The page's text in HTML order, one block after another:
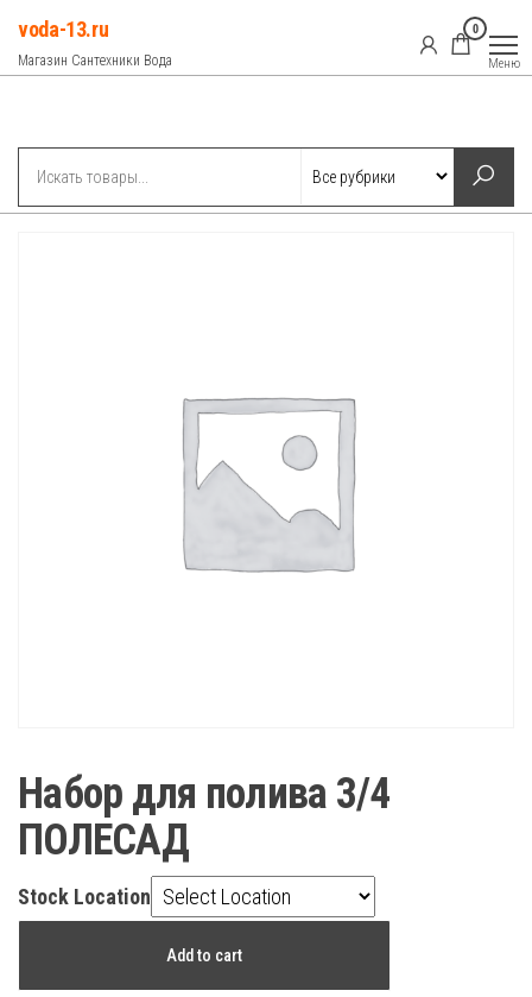
Перейти
содержимому
voda-13.ru
Магазин Сантехники Вода
0
Меню
Набор для полива 3/4
ПОЛЕСАД
Stock Location
Add to cart